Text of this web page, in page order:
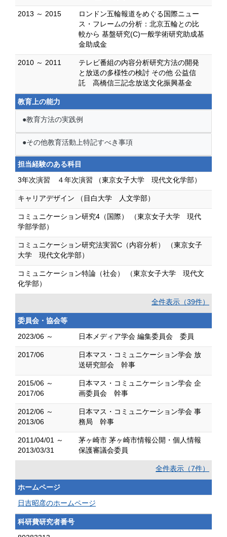
2013 ～ 2015
ロンドン五輪報道をめぐる国際ニュー
ス・フレームの分析：北京五輪との比
較から 基盤研究(C)一般学術研究助成基
金助成金
2010 ～ 2011
テレビ番組の内容分析研究方法の開発
と放送の多様性の検討 その他 公益信
託 高橋信三記念放送文化振興基金
教育上の能力
●教育方法の実践例
●その他教育活動上特記すべき事項
担当経験のある科目
3年次演習 ４年次演習 （東京女子大学 現代文化学部）
キャリアデザイン （目白大学 人文学部）
コミュニケーション研究4（国際） （東京女子大学 現代
学部学部）
コミュニケーション研究法実習C（内容分析） （東京女子
大学 現代文化学部）
コミュニケーション特論（社会） （東京女子大学 現代文
化学部）
全件表示（39件）
委員会・協会等
2023/06 ～
日本メディア学会 編集委員会 委員
2017/06
日本マス・コミュニケーション学会 放
送研究部会 幹事
2015/06 ～
2017/06
日本マス・コミュニケーション学会 企
画委員会 幹事
2012/06 ～
2013/06
日本マス・コミュニケーション学会 事
務局 幹事
2011/04/01 ～
2013/03/31
茅ヶ崎市 茅ヶ崎市情報公開・個人情報
保護審議会委員
全件表示（7件）
ホームページ
日吉昭彦のホームページ
科研費研究者番号